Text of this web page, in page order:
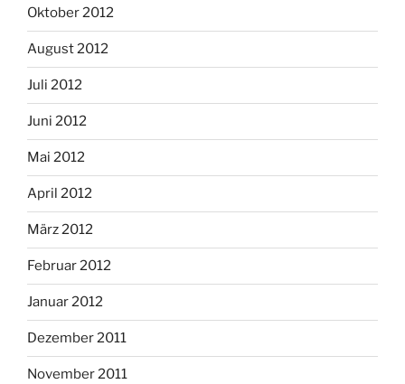
Oktober 2012
August 2012
Juli 2012
Juni 2012
Mai 2012
April 2012
März 2012
Februar 2012
Januar 2012
Dezember 2011
November 2011